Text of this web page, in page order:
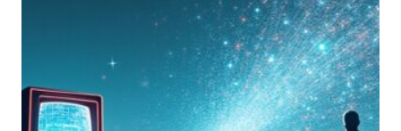
SEGRETI
NELL’ANTITERRORISMO